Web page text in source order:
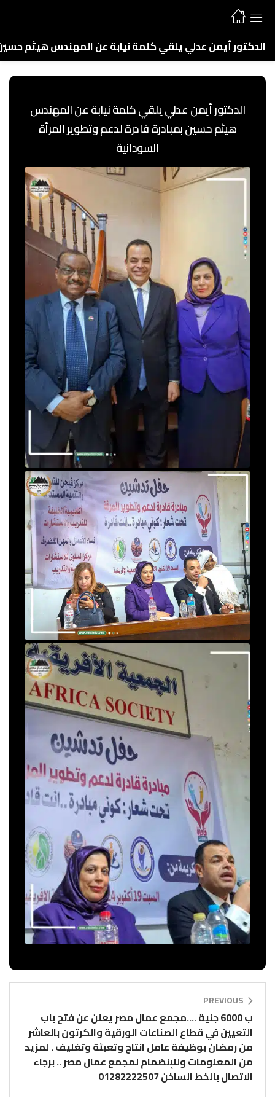
الدكتور أيمن عدلي يلقي كلمة نيابة عن المهندس هيثم حسين
الدكتور أيمن عدلي يلقي كلمة نيابة عن المهندس
هيثم حسين بمبادرة قادرة لدعم وتطوير المرأة
السودانية
PREVIOUS
ب 6000 جنية ….مجمع عمال مصر يعلن عن فتح باب
التعيين في قطاع الصناعات الورقية والكرتون بالعاشر
من رمضان بوظيفة عامل انتاج وتعبئة وتغليف . لمزيد
من المعلومات وللإنضمام لمجمع عمال مصر .. برجاء
الاتصال بالخط الساخن 01282222507